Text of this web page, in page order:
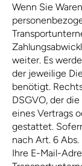
Wenn Sie
weiter. Es
der jeweilige
benötigt.
DSGVO, der
eines Vertrags
gestattet.
nach Art. 6
Ihre E-Mail-